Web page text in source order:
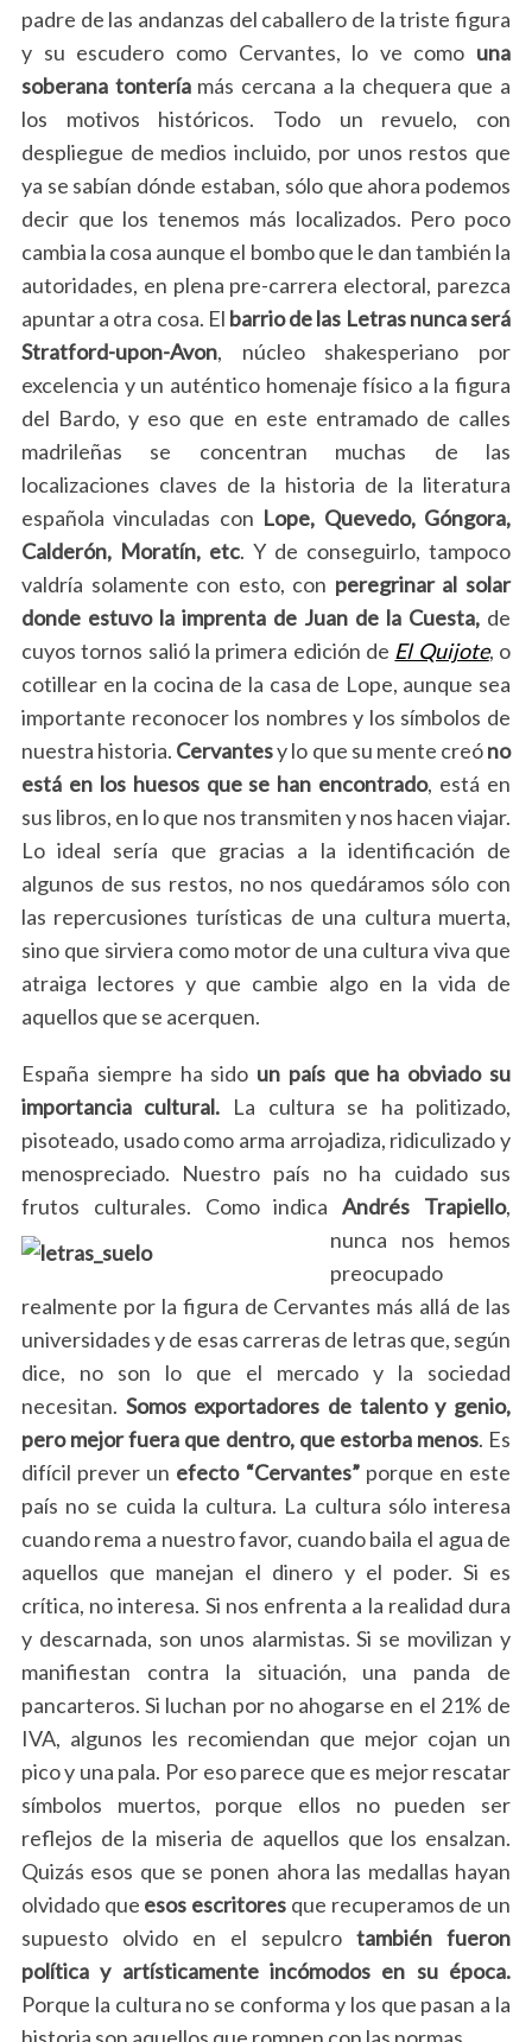
padre de las andanzas del caballero de la triste figura
y su escudero como Cervantes, lo ve como una
soberana tonteríamás cercana a la chequera que a
los motivos históricos. Todo un revuelo, con
despliegue de medios incluido, por unos restos que
ya se sabían dónde estaban, sólo que ahora podemos
decir que los tenemos más localizados. Pero poco
cambia la cosa aunque el bombo que le dan también la
autoridades, en plena pre-carrera electoral, parezca
apuntar a otra cosa. El barrio de las Letrasnunca será
Stratford-upon-Avon, núcleo shakesperiano por
excelencia y un auténtico homenaje físico a la figura
del Bardo, y eso que en este entramado de calles
madrileñas se concentran muchas de las
localizaciones claves de la historia de la literatura
española vinculadas con Lope, Quevedo, Góngora,
Calderón, Moratín, etc. Y de conseguirlo, tampoco
valdría solamente con esto, con peregrinar al solar
donde estuvo la imprenta de Juan de la Cuesta, de
cuyos tornos salió la primera edición de El Quijote, o
cotillear en la cocina de la casa de Lope, aunque sea
importante reconocer los nombres y los símbolos de
nuestra historia. Cervantesy lo que su mente creóno
está en los huesos que se han encontrado, está en
sus libros, en lo que nos transmiten y nos hacen viajar.
Lo ideal sería que gracias a la identificación de
algunos de sus restos, no nos quedáramos sólo con
las repercusiones turísticas de una cultura muerta,
sino que sirviera como motor de una cultura viva que
atraiga lectores y que cambie algo en la vida de
aquellos que se acerquen.
España siempre ha sido un país que ha obviado su
importancia cultural. La cultura se ha politizado,
pisoteado, usado como arma arrojadiza, ridiculizado y
menospreciado. Nuestro país no ha cuidado sus
frutos culturales. Como indicaAndrés Trapiello,
nunca nos hemos
preocupado
realmente por la figura de Cervantes más allá de las
universidades y de esas carreras de letras que, según
dice, no son lo que el mercado y la sociedad
necesitan. Somos exportadores de talento y genio,
pero mejor fuera que dentro, que estorba menos. Es
difícil prever un efecto “Cervantes”porque en este
país no se cuida la cultura. La cultura sólo interesa
cuando rema a nuestro favor, cuando baila el agua de
aquellos que manejan el dinero y el poder. Si es
crítica, no interesa. Si nos enfrenta a la realidad dura
y descarnada, son unos alarmistas. Si se movilizan y
manifiestan contra la situación, una panda de
pancarteros. Si luchan por no ahogarse en el 21% de
IVA, algunos les recomiendan que mejor cojan un
pico y una pala. Por eso parece que es mejor rescatar
símbolos muertos, porque ellos no pueden ser
reflejos de la miseria de aquellos que los ensalzan.
Quizás esos que se ponen ahora las medallas hayan
olvidado que esos escritores que recuperamos de un
supuesto olvido en el sepulcrotambién fueron
política y artísticamente incómodos en su época.
Porque la cultura no se conforma y los que pasan a la
historia son aquellos que rompen con las normas.
S
a
r
c
h
o
r
: